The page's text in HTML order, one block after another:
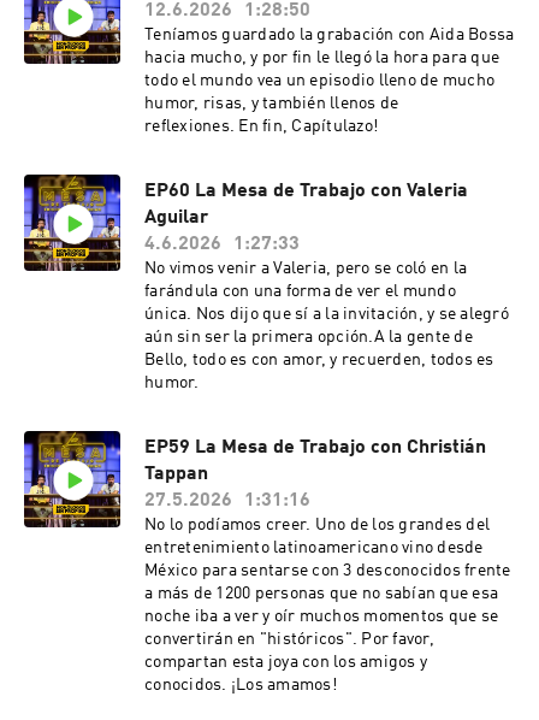
12.6.2026
1:28:50
Teníamos guardado la grabación con Aida Bossa
hacia mucho, y por fin le llegó la hora para que
todo el mundo vea un episodio lleno de mucho
humor, risas, y también llenos de
reflexiones. En fin, Capítulazo!
EP60 La Mesa de Trabajo con Valeria
Aguilar
4.6.2026
1:27:33
No vimos venir a Valeria, pero se coló en la
farándula con una forma de ver el mundo
única. Nos dijo que sí a la invitación, y se alegró
aún sin ser la primera opción.A la gente de
Bello, todo es con amor, y recuerden, todos es
humor.
EP59 La Mesa de Trabajo con Christián
Tappan
27.5.2026
1:31:16
No lo podíamos creer. Uno de los grandes del
entretenimiento latinoamericano vino desde
México para sentarse con 3 desconocidos frente
a más de 1200 personas que no sabían que esa
noche iba a ver y oír muchos momentos que se
convertirán en "históricos". Por favor,
compartan esta joya con los amigos y
conocidos. ¡Los amamos!